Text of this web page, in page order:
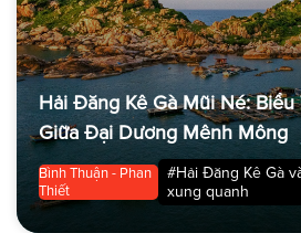
Hải Đăng Kê Gà Mũi Né: Biểu
Giữa Đại Dương Mênh Mông
Bình Thuận - Phan
Thiết
#Hải Đăng Kê Gà
xung quanh